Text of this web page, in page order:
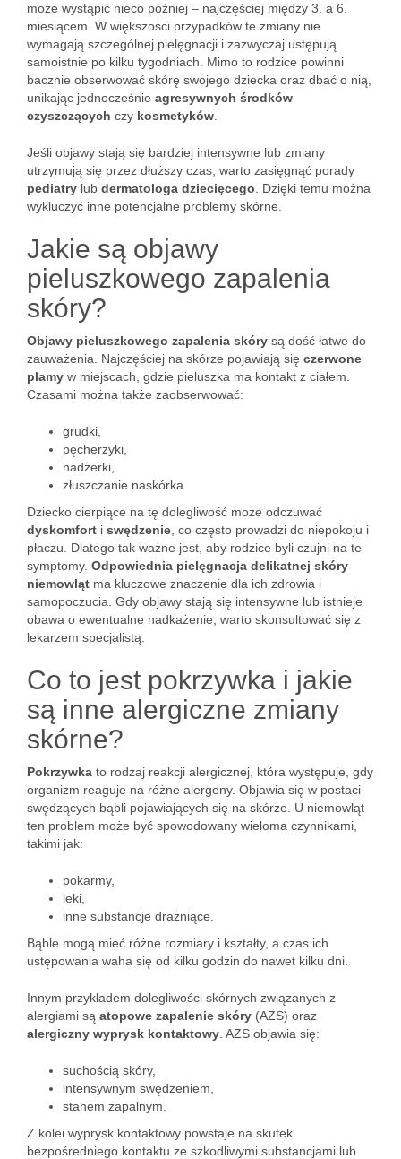
może wystąpić nieco później – najczęściej między 3. a 6.
miesiącem. W większości przypadków te zmiany nie
wymagają szczególnej pielęgnacji i zazwyczaj ustępują
samoistnie po kilku tygodniach. Mimo to rodzice powinni
bacznie obserwować skórę swojego dziecka oraz dbać o nią,
unikając jednocześnie agresywnych środków
czyszczących czy kosmetyków
Jeśli objawy stają się bardziej intensywne lub zmiany
utrzymują się przez dłuższy czas, warto zasięgnąć porady
pediatry lub dermatologa dziecięcego . Dzięki temu można
wykluczyć inne potencjalne problemy skórne.
Jakie są objawy
pieluszkowego zapalenia
skóry?
Objawy pieluszkowego zapalenia skóry są dość łatwe do
zauważenia. Najczęściej na skórze pojawiają się czerwone
plamy w miejscach, gdzie pieluszka ma kontakt z ciałem.
Czasami można także zaobserwować:
grudki,
pęcherzyki,
nadżerki,
złuszczanie naskórka.
Dziecko cierpiące na tę dolegliwość może odczuwać
dyskomfort i swędzenie , co często prowadzi do niepokoju i
płaczu. Dlatego tak ważne jest, aby rodzice byli czujni na te
symptomy. Odpowiednia pielęgnacja delikatnej skóry
niemowląt ma kluczowe znaczenie dla ich zdrowia i
samopoczucia. Gdy objawy stają się intensywne lub istnieje
obawa o ewentualne nadkażenie, warto skonsultować się z
lekarzem specjalistą.
Co to jest pokrzywka i jakie
są inne alergiczne zmiany
skórne?
Pokrzywka to rodzaj reakcji alergicznej, która występuje, gdy
organizm reaguje na różne alergeny. Objawia się w postaci
swędzących bąbli pojawiających się na skórze. U niemowląt
ten problem może być spowodowany wieloma czynnikami,
takimi jak:
pokarmy,
leki,
inne substancje drażniące.
Bąble mogą mieć różne rozmiary i kształty, a czas ich
ustępowania waha się od kilku godzin do nawet kilku dni.
Innym przykładem dolegliwości skórnych związanych z
alergiami są atopowe zapalenie skóry (AZS) oraz
alergiczny wyprysk kontaktowy . AZS objawia się:
suchością skóry,
intensywnym swędzeniem,
stanem zapalnym.
Z kolei wyprysk kontaktowy powstaje na skutek
bezpośredniego kontaktu ze szkodliwymi substancjami lub